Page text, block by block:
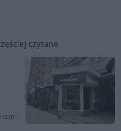
czytane
temu